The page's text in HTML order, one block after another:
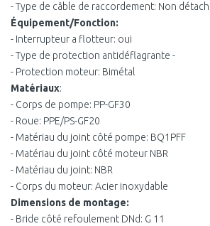
- Type de câble de raccordement: Non
Équipement/Fonction:
- Interrupteur a flotteur: oui
- Type de protection antidéflagrante -
- Protection moteur: Bimétal
Matériaux:
- Corps de pompe: PP-GF30
- Roue: PPE/PS-GF20
- Matériau du joint côté pompe: BQ1PFF
- Matériau du joint côté moteur NBR
- Matériau du joint: NBR
- Corps du moteur: Acier inoxydable
Dimensions de montage:
- Bride côté refoulement DNd: G 11